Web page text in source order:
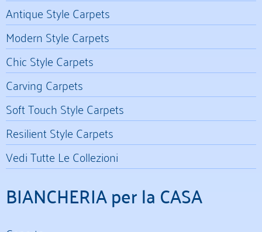
Antique Style Carpets
Modern Style Carpets
Chic Style Carpets
Carving Carpets
Soft Touch Style Carpets
Resilient Style Carpets
Vedi Tutte Le Collezioni
BIANCHERIA per la CASA